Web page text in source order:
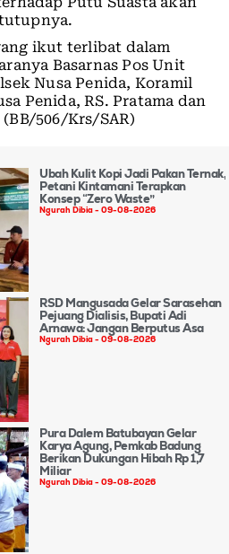
ikut terlibat dalam
Basarnas Pos Unit
Nusa Penida, Koramil
Penida, RS. Pratama dan
506/Krs/SAR)
Ubah Kulit Kopi Jadi Pakan Ternak,
Petani Kintamani Terapkan
Konsep “Zero Waste”
Ngurah Dibia 09-08-2026
RSD Mangusada Gelar Sarasehan
Pejuang Dialisis, Bupati Adi
Arnawa: Jangan Berputus Asa
Ngurah Dibia 09-08-2026
Pura Dalem Batubayan Gelar
Karya Agung, Pemkab Badung
Berikan Dukungan Hibah Rp 1,7
Miliar
Ngurah Dibia 09-08-2026